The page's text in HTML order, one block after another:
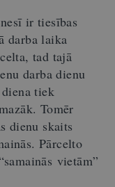
ir tiesības
darba laika
tad tajā
darba dienu
tiek
Tomēr
dienu skaits
Pārcelto
vietām”